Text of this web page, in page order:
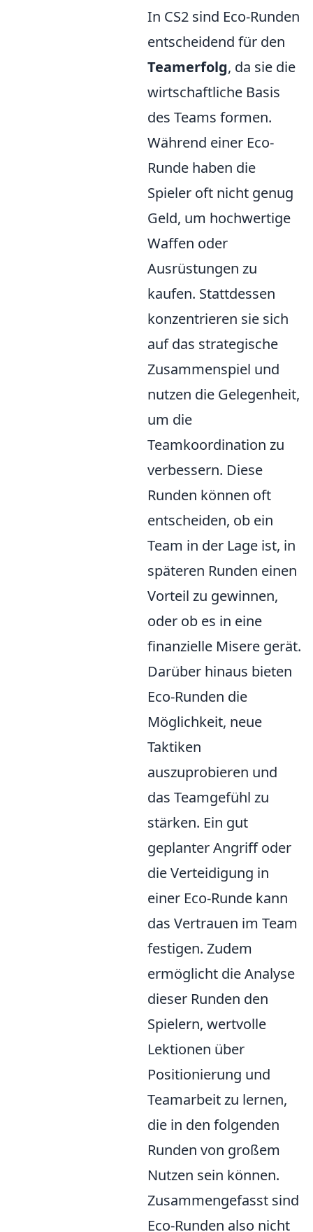
In CS2 sind Eco-Runden
entscheidend für den
Teamerfolg, da sie die
wirtschaftliche Basis
des Teams formen.
Während einer Eco-
Runde haben die
Spieler oft nicht genug
Geld, um hochwertige
Waffen oder
Ausrüstungen zu
kaufen. Stattdessen
konzentrieren sie sich
auf das strategische
Zusammenspiel und
nutzen die Gelegenheit,
um die
Teamkoordination zu
verbessern. Diese
Runden können oft
entscheiden, ob ein
Team in der Lage ist, in
späteren Runden einen
Vorteil zu gewinnen,
oder ob es in eine
finanzielle Misere gerät.
Darüber hinaus bieten
Eco-Runden die
Möglichkeit, neue
Taktiken
auszuprobieren und
das Teamgefühl zu
stärken. Ein gut
geplanter Angriff oder
die Verteidigung in
einer Eco-Runde kann
das Vertrauen im Team
festigen. Zudem
ermöglicht die Analyse
dieser Runden den
Spielern, wertvolle
Lektionen über
Positionierung und
Teamarbeit zu lernen,
die in den folgenden
Runden von großem
Nutzen sein können.
Zusammengefasst sind
Eco-Runden also nicht